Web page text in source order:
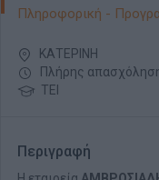
Πληροφορική -
ΚΑΤΕΡΙΝΗ
Πλήρης
ΤΕΙ
Περιγραφή